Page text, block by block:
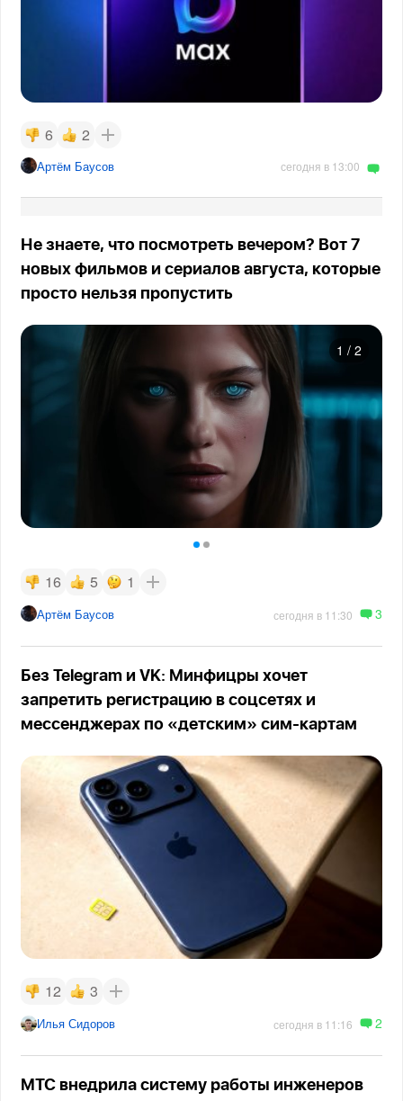
6 2
Артём Баусов сегодня в 13:00
Не знаете, что посмотреть вечером? Вот 7
новых фильмов и сериалов августа, которые
просто нельзя пропустить
1 / 2
16 5 1
Артём Баусов сегодня в 11:30 3
Без Telegram и VK: Минфицры хочет
запретить регистрацию в соцсетях и
мессенджерах по «детским» сим-картам
12 3
Илья Сидоров сегодня в 11:16 2
МТС внедрила систему работы инженеров